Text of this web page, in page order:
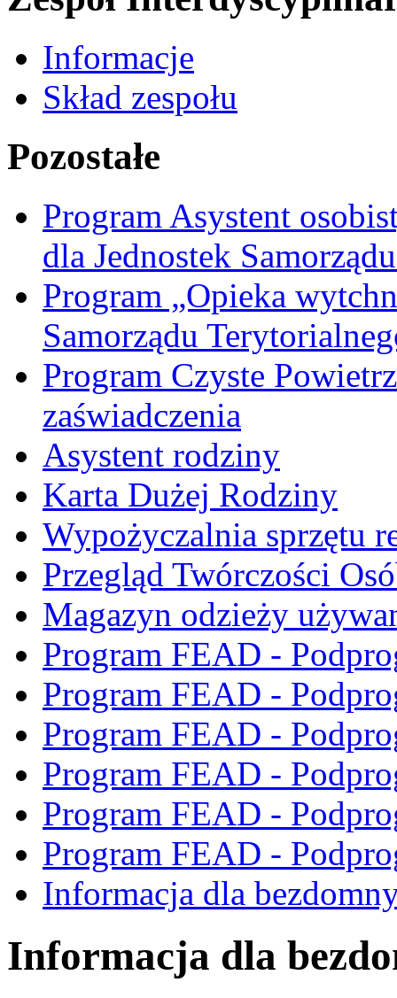
Informacje
Skład zespołu
Pozostałe
Program Asystent
dla Jednostek
Program „Opieka
Samorządu
Program Czyste
zaświadczenia
Asystent rodziny
Karta Dużej Rodziny
Wypożyczalnia sprzętu
Przegląd Twórczości
Magazyn odzieży
Program FEAD -
Program FEAD -
Program FEAD -
Program FEAD -
Program FEAD -
Program FEAD -
Informacja dla
Informacja dla